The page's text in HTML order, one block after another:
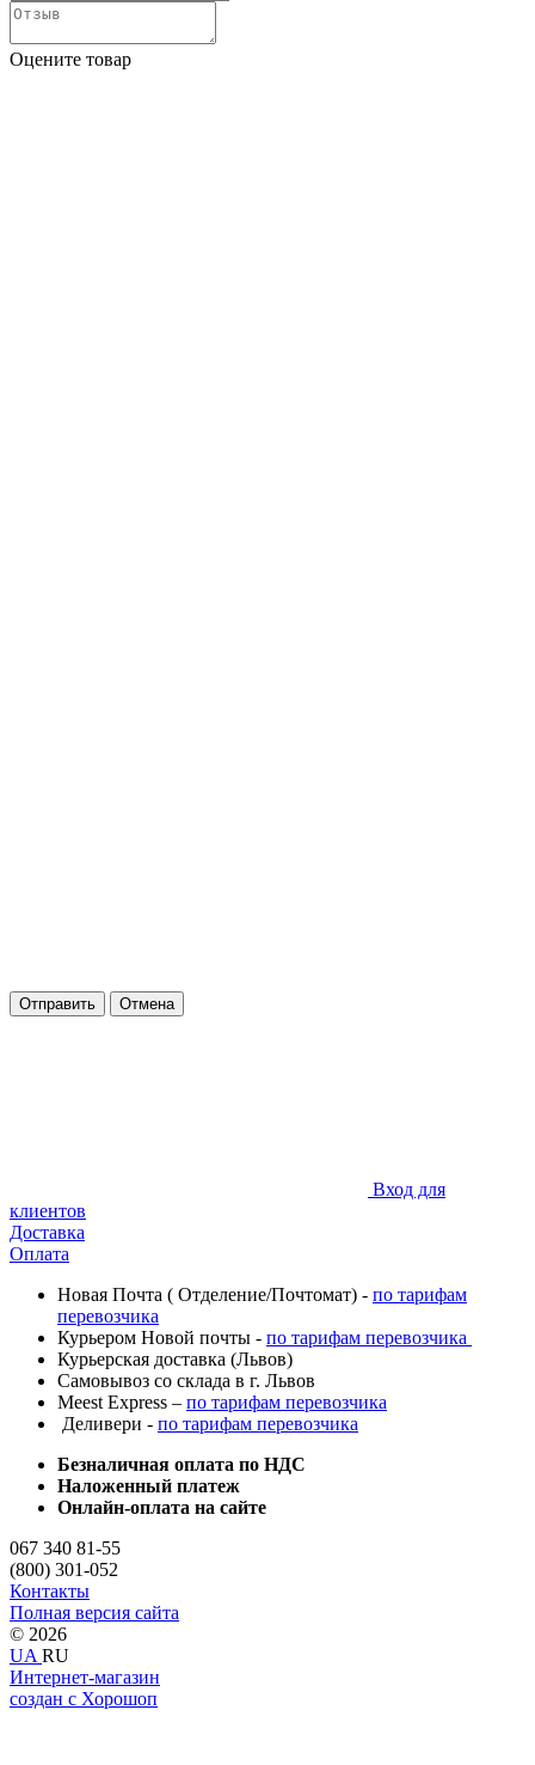
Оцените товар
Отправить Отмена
Вход для
клиентов
Доставка
Оплата
Новая Почта ( Отделение/Почтомат) - по тарифам
перевозчика
Курьером Новой почты - по тарифам перевозчика
Курьерская доставка (Львов)
Самовывоз со склада в г. Львов
Meest Express – по тарифам перевозчика
Деливери - по тарифам перевозчика
Безналичная оплата по НДС
Наложенный платеж
Онлайн-оплата на сайте
067 340 81-55
(800) 301-052
Контакты
Полная версия сайта
© 2026
UA RU
Интернет-магазин
создан с Хорошоп